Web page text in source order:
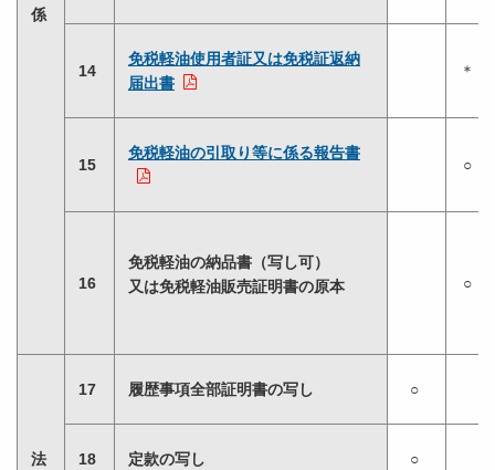
係
14
免税軽油使用者証又は免税証返納
届出書
＊
15
免税軽油の引取り等に係る報告書
○
16
免税軽油の納品書（写し可）
又は免税軽油販売証明書の原本
○
法
17 履歴事項全部証明書の写し ○
18 定款の写し ○